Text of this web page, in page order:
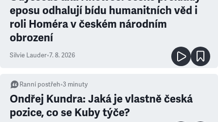
eposu odhalují bídu humanitních věd i
roli Homéra v českém národním
obrození
Silvie Lauder•7. 8. 2026
Ranní postřeh•3 minuty
Ondřej Kundra: Jaká je vlastně česká
pozice, co se Kuby týče?